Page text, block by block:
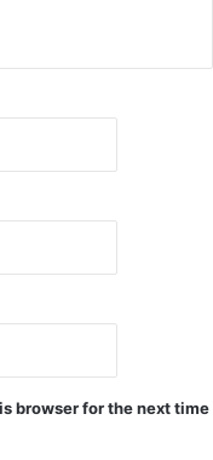
browser for the next time